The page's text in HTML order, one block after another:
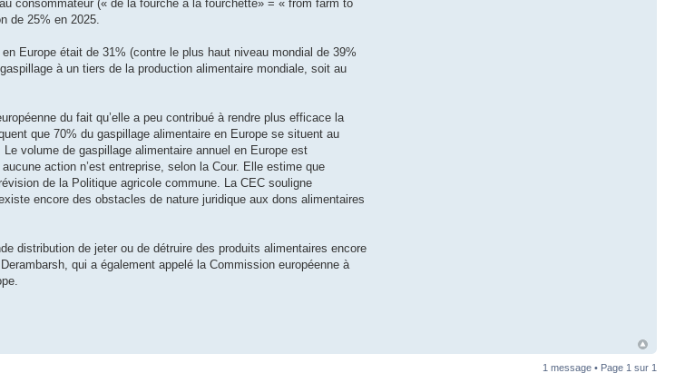
consommateur (« de la fourche à la fourchette» = « from farm to
de 25% en 2025.
Europe était de 31% (contre le plus haut niveau mondial de 39%
à un tiers de la production alimentaire mondiale, soit au
du fait qu’elle a peu contribué à rendre plus efficace la
que 70% du gaspillage alimentaire en Europe se situent au
volume de gaspillage alimentaire annuel en Europe est
action n’est entreprise, selon la Cour. Elle estime que
de la Politique agricole commune. La CEC souligne
encore des obstacles de nature juridique aux dons alimentaires
distribution de jeter ou de détruire des produits alimentaires encore
qui a également appelé la Commission européenne à
1 message • Page 1 sur 1